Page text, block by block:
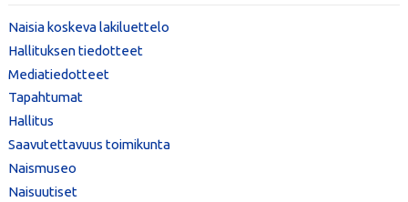
Naisia koskeva lakiluettelo
Hallituksen tiedotteet
Mediatiedotteet
Tapahtumat
Hallitus
Saavutettavuus toimikunta
Naismuseo
Naisuutiset